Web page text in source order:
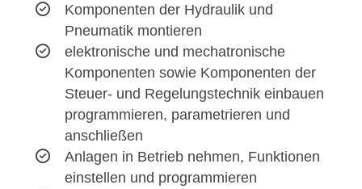
Komponenten der Hydraulik und
Pneumatik montieren
elektronische und mechatronische
Komponenten sowie Komponenten der
Steuer- und Regelungstechnik einbauen
programmieren, parametrieren und
anschließen
Anlagen in Betrieb nehmen, Funktionen
einstellen und programmieren